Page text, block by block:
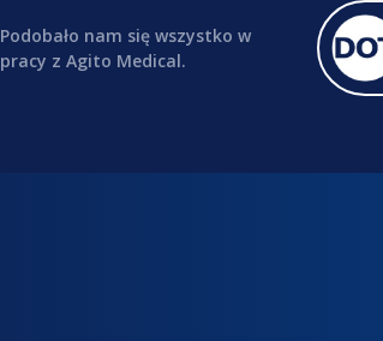
Podobało nam się wszystko w
pracy z Agito Medical.